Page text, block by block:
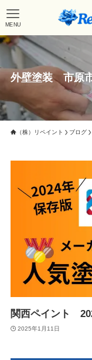
MENU
外壁塗装 市原
（株）リペイント ブログ
関西ペイント
2025年1月11日